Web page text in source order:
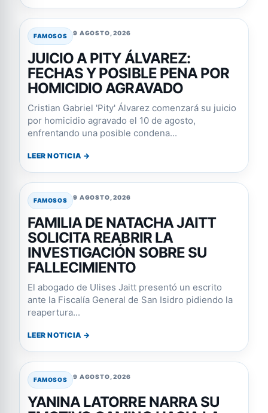
FAMOSOS 9 AGOSTO, 2026
JUICIO A PITY ÁLVAREZ:
FECHAS Y POSIBLE PENA POR
HOMICIDIO AGRAVADO
Cristian Gabriel 'Pity' Álvarez comenzará su juicio
por homicidio agravado el 10 de agosto,
enfrentando una posible condena...
LEER NOTICIA →
FAMOSOS 9 AGOSTO, 2026
FAMILIA DE NATACHA JAITT
SOLICITA REABRIR LA
INVESTIGACIÓN SOBRE SU
FALLECIMIENTO
El abogado de Ulises Jaitt presentó un escrito
ante la Fiscalía General de San Isidro pidiendo la
reapertura...
LEER NOTICIA →
FAMOSOS 9 AGOSTO, 2026
YANINA LATORRE NARRA SU